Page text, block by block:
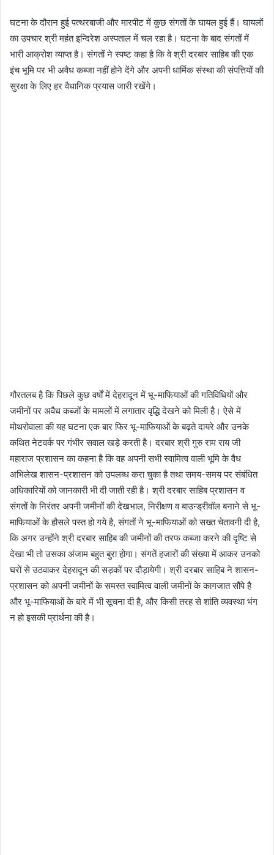
घटना के दौरान हुई पत्थरबाजी और मारपीट में कुछ संगतों के घायल हुई हैं। घायलों
का उपचार श्री महंत इन्दिरेश अस्पताल में चल रहा है। घटना के बाद संगतों में
भारी आक्रोश व्याप्त है। संगतों ने स्पष्ट कहा है कि वे श्री दरबार साहिब की एक
इंच भूमि पर भी अवैध कब्जा नहीं होने देंगे और अपनी धार्मिक संस्था की संपत्तियों की
सुरक्षा के लिए हर वैधानिक प्रयास जारी रखेंगे।
गौरतलब है कि पिछले कुछ वर्षों में देहरादून में भू-माफियाओं की गतिविधियों और
जमीनों पर अवैध कब्जों के मामलों में लगातार वृद्धि देखने को मिली है। ऐसे में
मोथरोवाला की यह घटना एक बार फिर भू-माफियाओं के बढ़ते दायरे और उनके
कथित नेटवर्क पर गंभीर सवाल खड़े करती है। दरबार श्री गुरु राम राय जी
महाराज प्रशासन का कहना है कि वह अपनी सभी स्वामित्व वाली भूमि के वैध
अभिलेख शासन-प्रशासन को उपलब्ध करा चुका है तथा समय-समय पर संबंधित
अधिकारियों को जानकारी भी दी जाती रही है। श्री दरबार साहिब प्रशासन व
संगतों के निरंतर अपनी जमीनों की देखभाल, निरीक्षण व बाउन्ड्रीवॉल बनाने से भू-
माफियाओं के हौसले पस्त हो गये है, संगतों ने भू-माफियाओं को सख्त चेतावनी दी है,
कि अगर उन्होंने श्री दरबार साहिब की जमीनों की तरफ कब्जा करने की दृष्टि से
देखा भी तो उसका अंजाम बहुत बुरा होगा। संगतें हजारों की संख्या में आकर उनको
घरों से उठवाकर देहरादून की सड़कों पर दौड़ायेगी। श्री दरबार साहिब ने शासन-
प्रशासन को अपनी जमीनों के समस्त स्वामित्व वाली जमीनों के कागजात सौंपे है
और भू-माफियाओं के बारे में भी सूचना दी है, और किसी तरह से शांति व्यवस्था भंग
न हो इसकी प्रार्थना की है।